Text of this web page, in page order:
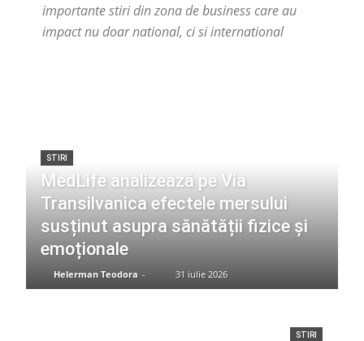
importante stiri din zona de business care au
impact nu doar national, ci si international
STIRI
MedLife analizează pe Via
Transilvanica efectele mersului
susținut asupra sănătății fizice și
emoționale
Helerman Teodora - 31 iulie 2026
STIRI